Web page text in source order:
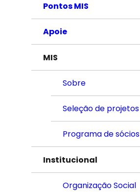
Pontos MIS
Apoie
MIS
Sobre
Seleção de projetos
Programa de sócios
Institucional
Organização Social